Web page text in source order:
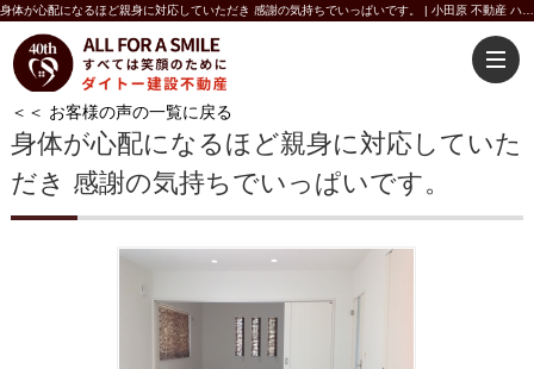
＜＜ お客様の声の一覧に戻る
身体が心配になるほど親身に対応していた
だき 感謝の気持ちでいっぱいです。